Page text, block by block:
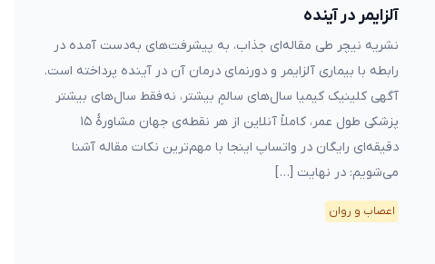
آلزایمر در آینده
نشریه نیچر طی مقاله‌ای جذاب، به پیشرفت‌های به‌دست آمده در
رابطه با بیماری آلزایمر و دورنمای درمان آن در آینده پرداخته است.
آگهی کلینیک کیمیا سال‌های سالمِ بیشتر، نه فقط سال‌های بیشتر
پزشکی طول عمر، کاملاً آنلاین از هر نقطه‌ی جهان مشاورهٔ ۱۵
دقیقه‌ای رایگان در واتساپ اینجا با مهم‌ترین نکات مقاله آشنا
می‌شویم: در نهایت […]
اعصاب و روان